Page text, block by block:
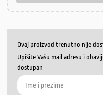
Ovaj proizvod trenutno nije
Upišite Vašu mail adresu i
dostupan